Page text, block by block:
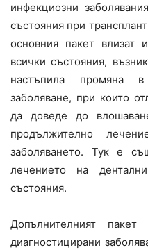
инфекциозни
състояния при
основния пакет влизат
всички състояния,
настъпила промяна
заболяване, при които
да доведе до
продължително
заболяването. Тук е
лечението на
състояния.
Допълнителният
диагностицирани